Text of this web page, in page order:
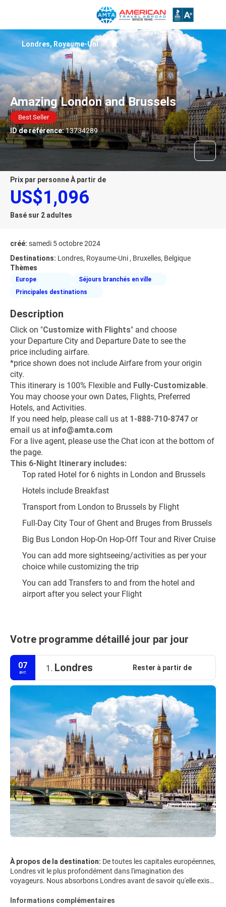
Amazing London and Brussels
Best Seller
ID de référence:13734289
Londres, Royaume-Uni
prix par personne À partir de
US$1,096
Basé sur 2 adultes
créé: samedi 5 octobre 2024
Destinations: Londres, Royaume-Uni , Bruxelles, Belgique
Thèmes
Europe
Séjours branchés en ville
Principales destinations
Description
Click on "Customize with Flights" and choose
your Departure City and Departure Date to see the
price including airfare.
*price shown does not include Airfare from your origin
city.
This itinerary is 100% Flexible and Fully-Customizable.
You may choose your own Dates, Flights, Preferred
Hotels, and Activities.
If you need help, please call us at 1-888-710-8747 or
email us at info@amta.com
For a live agent, please use the Chat icon at the bottom of
the page.
This 6-Night Itinerary includes:
Top rated Hotel for 6 nights in London and Brussels
Hotels include Breakfast
Transport from London to Brussels by Flight
Full-Day City Tour of Ghent and Bruges from Brussels
Big Bus London Hop-On Hop-Off Tour and River Cruise
You can add more sightseeing/activities as per your
choice while customizing the trip
You can add Transfers to and from the hotel and
airport after you select your Flight
Votre programme détaillé jour par jour
07
avr. 1. Londres Rester à partir de
À propos de la destination: De toutes les capitales européennes,
Londres vit le plus profondément dans l'imagination des
voyageurs. Nous absorbons Londres avant de savoir qu'elle existe
pas. Il y a les voitures à deux étages rouges, les vestibules et les
Informations complémentaires